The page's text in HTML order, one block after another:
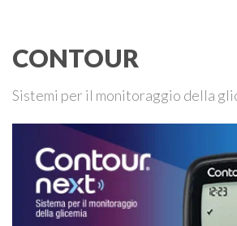
CONTOUR
Sistemi per il monitoraggio della